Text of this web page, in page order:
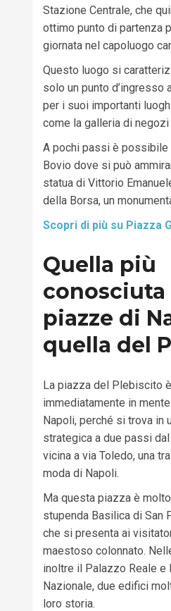
Stazione Centrale, che
ottimo punto di partenza
giornata nel capoluogo c
Questo luogo si
solo un punto d’ingresso
per i suoi importanti
come la galleria di negozi
A pochi passi è possibile
Bovio dove si può
statua di Vittorio
della Borsa, un
Scopri di più su Piazza
Quella più
conosciuta
piazze di
quella del
La piazza del Plebiscito
immediatamente in
Napoli,perché si trova in
strategica a due passi
vicina a via Toledo, una
moda di Napoli.
Ma questa piazza è
stupenda Basilica di San
che si presenta ai
maestoso colonnato.
inoltre il Palazzo Reale e
Nazionale, due edifici
loro storia.